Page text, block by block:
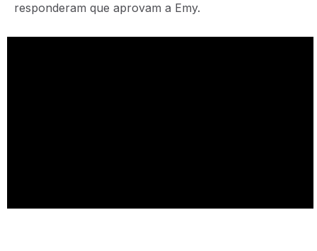
responderam que aprovam a Emy.